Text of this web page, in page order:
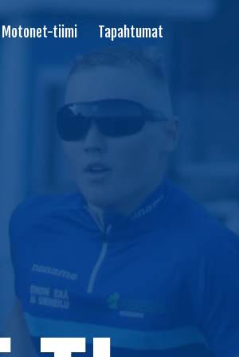
Motonet-tiimi Tapahtumat